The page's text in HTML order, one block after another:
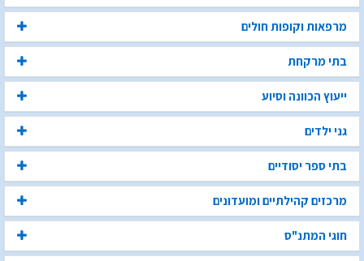
מרפאות וקופות חולים
בתי מרקחת
ייעוץ הכוונה וסיוע
גני ילדים
בתי ספר יסודיים
מרכזים קהילתיים ומועדונים
חוגי המתנ"ס